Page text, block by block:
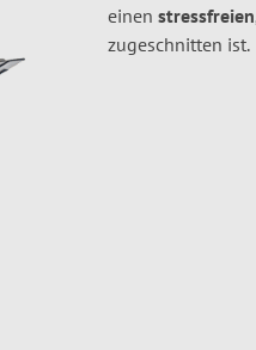
einen
zugeschnitten ist.